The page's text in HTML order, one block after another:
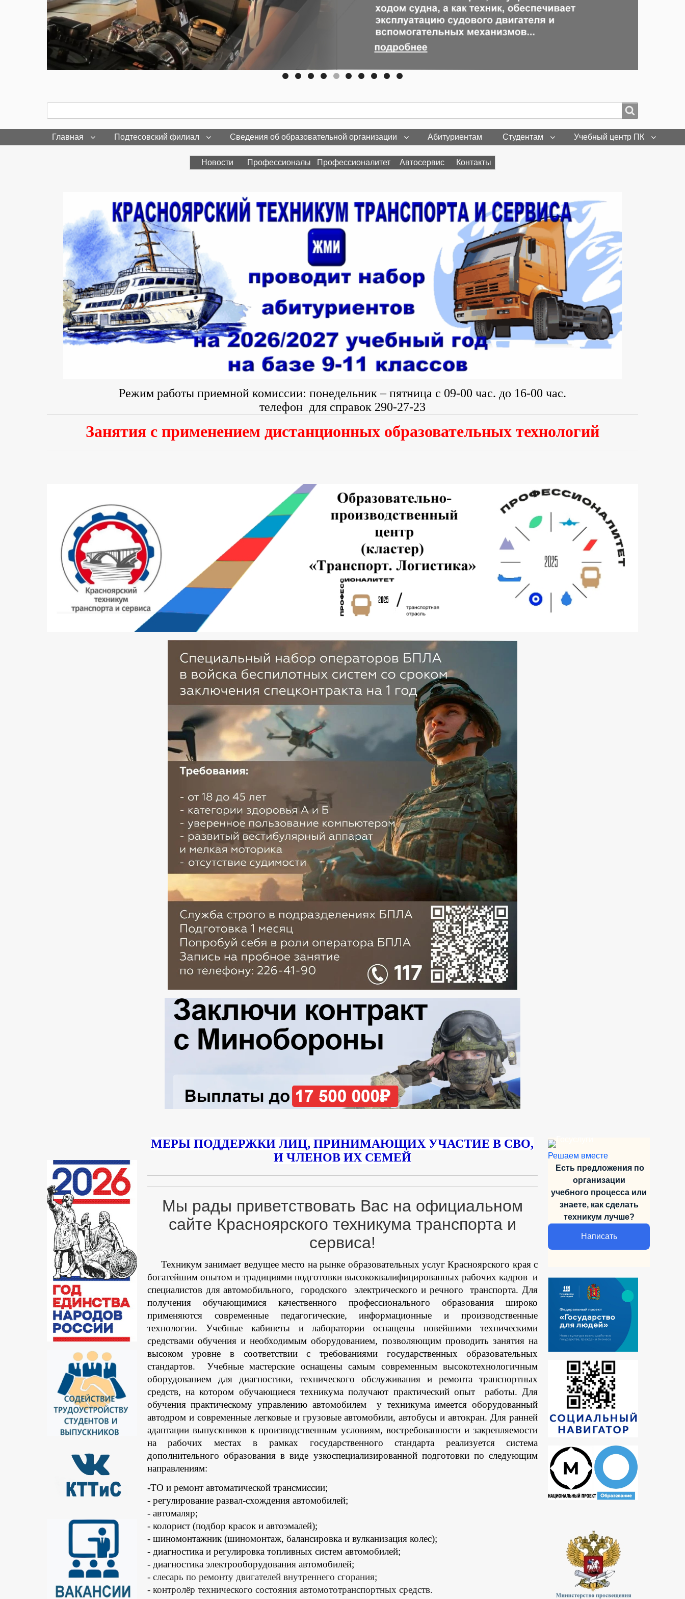
Главная Подтесовский филиал Сведения об образовательной организации Абитуриентам Студентам Учебный центр ПК
Новости Профессионалы Профессионалитет Автосервис Контакты
Режим работы приемной комиссии: понедельник – пятница с 09-00 час. до 16-00 час.
телефон для справок 290-27-23
Занятия с применением дистанционных образовательных технологий
МЕРЫ ПОДДЕРЖКИ ЛИЦ, ПРИНИМАЮЩИХ УЧАСТИЕ В СВО,
И ЧЛЕНОВ ИХ СЕМЕЙ
Мы рады приветствовать Вас на официальном
сайте Красноярского техникума транспорта и
сервиса!
Техникум занимает ведущее место на рынке образовательных услуг Красноярского края с
богатейшим опытом и традициями подготовки высококвалифицированных рабочих кадрови
специалистов для автомобильного,
городского электрического и речного
транспорта. Для
получения обучающимися качественного профессионального образования широко
применяются современные педагогические, информационные и производственные
технологии. Учебные кабинеты и лаборатории оснащены новейшими техническими
средствами обучения и необходимым оборудованием, позволяющим проводить занятия на
высоком уровне в соответствии с требованиями государственных образовательных
стандартов.
Учебные мастерские оснащены самым современным высокотехнологичным
оборудованием для диагностики, технического обслуживания и ремонта транспортных
средств, на котором обучающиеся техникума получают практический опыт работы. Для
обучения практическому управлению автомобилем
у техникума имеется оборудованный
автодром и современные легковые и грузовые автомобили, автобусы и автокран. Для ранней
адаптации выпускников к производственным условиям, востребованности и закрепляемости
на рабочих местах в рамках государственного стандарта реализуется система
дополнительного образования в виде узкоспециализированной подготовки по следующим
направлениям:
-ТО и ремонт автоматической трансмиссии;
- регулирование развал-схождения автомобилей;
- автомаляр;
- колорист (подбор красок и автоэмалей);
- шиномонтажник (шиномонтаж, балансировка и вулканизация колес);
- диагностика и регулировка топливных систем автомобилей;
- диагностика электрооборудования автомобилей;
- слесарь по ремонту двигателей внутреннего сгорания;
- контролёр технического состояния автомототранспортных средств.
Решаем вместе
Есть предложения по
организации
учебного процесса или
знаете, как сделать
техникум лучше?
Написать